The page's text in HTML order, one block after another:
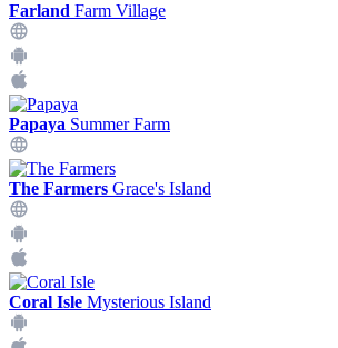
Farland Farm Village
Papaya Summer Farm
The Farmers Grace's Island
Coral Isle Mysterious Island